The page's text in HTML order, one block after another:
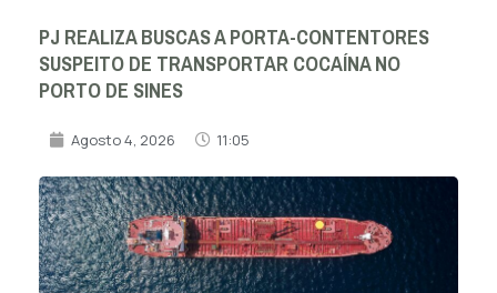
PJ REALIZA BUSCAS A PORTA-CONTENTORES
SUSPEITO DE TRANSPORTAR COCAÍNA NO
PORTO DE SINES
Agosto 4, 2026 11:05